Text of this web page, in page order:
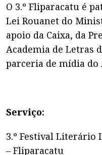
O 3.º Fliparacatu é
Lei Rouanet do
apoio da Caixa, da
Academia de Letras
parceria de mídia do
Serviço:
3.º Festival Literário
– Fliparacatu